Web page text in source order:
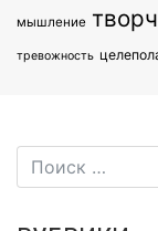
мышление
тревожность